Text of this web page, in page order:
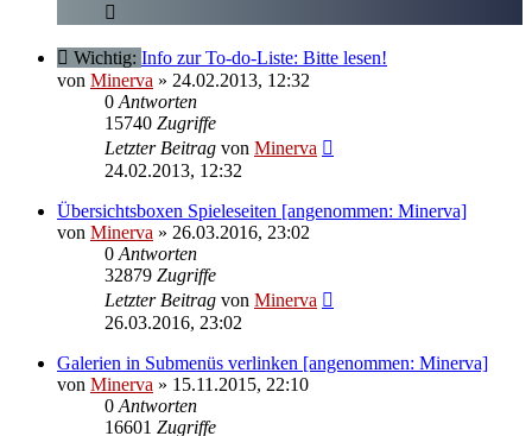
Wichtig: Info zur To-do-Liste: Bitte lesen!
von Minerva » 24.02.2013, 12:32
0 Antworten
15740 Zugriffe
Letzter Beitrag von Minerva
24.02.2013, 12:32
Übersichtsboxen Spieleseiten [angenommen: Minerva]
von Minerva » 26.03.2016, 23:02
0 Antworten
32879 Zugriffe
Letzter Beitrag von Minerva
26.03.2016, 23:02
Galerien in Submenüs verlinken [angenommen: Minerva]
von Minerva » 15.11.2015, 22:10
0 Antworten
16601 Zugriffe